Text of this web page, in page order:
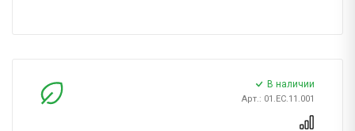
В наличии
Арт.: 01.ЕС.11.001